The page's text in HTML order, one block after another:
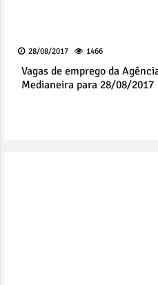
28/08/2017 1466
Vagas de emprego da
Medianeira para 28/08/2017